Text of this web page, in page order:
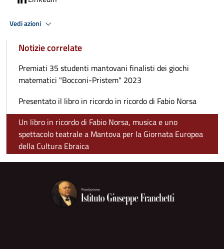
Vedi azioni
Notizie correlate
Premiati 35 studenti mantovani finalisti dei giochi
matematici "Bocconi-Pristem" 2023
Presentato il libro in ricordo in ricordo di Fabio Norsa
Un libro in ricordo di Fabio Norsa, musica e uno
spettacolo teatrale a Mantova per la Giornata Europea
della Cultura Ebraica